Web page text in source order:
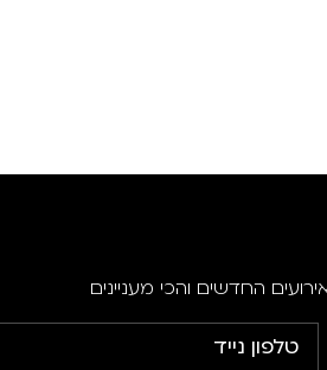
החדשים והכי מעניינים